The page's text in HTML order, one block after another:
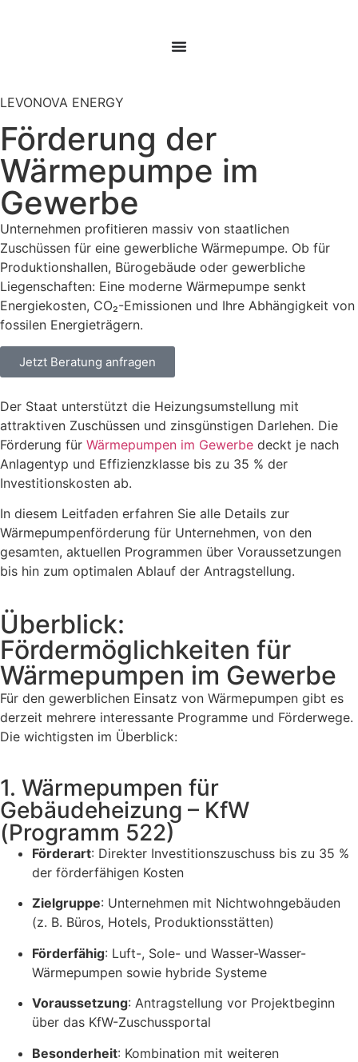
LEVONOVA ENERGY
Förderung der
Wärmepumpe im
Gewerbe
Unternehmen profitieren massiv von staatlichen
Zuschüssen für eine gewerbliche Wärmepumpe. Ob für
Produktionshallen, Bürogebäude oder gewerbliche
Liegenschaften: Eine moderne Wärmepumpe senkt
Energiekosten, CO₂-Emissionen und Ihre Abhängigkeit von
fossilen Energieträgern.
Jetzt Beratung anfragen
Der Staat unterstützt die Heizungsumstellung mit
attraktiven Zuschüssen und zinsgünstigen Darlehen. Die
Förderung für Wärmepumpen im Gewerbe deckt je nach
Anlagentyp und Effizienzklasse bis zu 35 % der
Investitionskosten ab.
In diesem Leitfaden erfahren Sie alle Details zur
Wärmepumpenförderung für Unternehmen, von den
gesamten, aktuellen Programmen über Voraussetzungen
bis hin zum optimalen Ablauf der Antragstellung.
Überblick:
Fördermöglichkeiten für
Wärmepumpen im Gewerbe
Für den gewerblichen Einsatz von Wärmepumpen gibt es
derzeit mehrere interessante Programme und Förderwege.
Die wichtigsten im Überblick:
1. Wärmepumpen für
Gebäudeheizung – KfW
(Programm 522)
Förderart: Direkter Investitionszuschuss bis zu 35 %
der förderfähigen Kosten
Zielgruppe: Unternehmen mit Nichtwohngebäuden
(z. B. Büros, Hotels, Produktionsstätten)
Förderfähig: Luft-, Sole- und Wasser-Wasser-
Wärmepumpen sowie hybride Systeme
Voraussetzung: Antragstellung vor Projektbeginn
über das KfW-Zuschussportal
Besonderheit: Kombination mit weiteren